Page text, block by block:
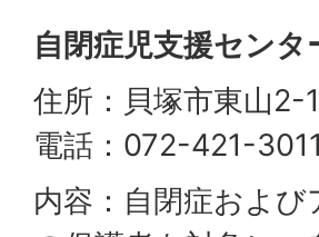
自閉症児支援セン
住所：貝塚市東山2-
電話：072-421-
内容：自閉症およ